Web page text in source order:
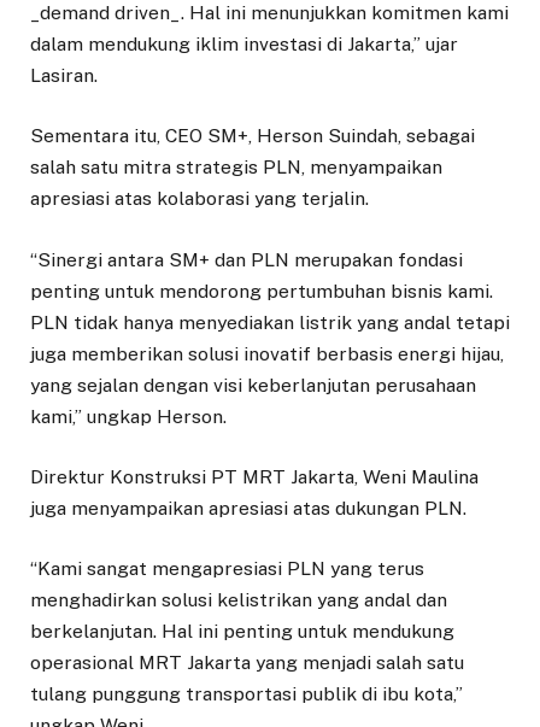
_demand driven_. Hal ini menunjukkan komitmen kami
dalam mendukung iklim investasi di Jakarta,” ujar
Lasiran.
Sementara itu, CEO SM+, Herson Suindah, sebagai
salah satu mitra strategis PLN, menyampaikan
apresiasi atas kolaborasi yang terjalin.
“Sinergi antara SM+ dan PLN merupakan fondasi
penting untuk mendorong pertumbuhan bisnis kami.
PLN tidak hanya menyediakan listrik yang andal tetapi
juga memberikan solusi inovatif berbasis energi hijau,
yang sejalan dengan visi keberlanjutan perusahaan
kami,” ungkap Herson.
Direktur Konstruksi PT MRT Jakarta, Weni Maulina
juga menyampaikan apresiasi atas dukungan PLN.
“Kami sangat mengapresiasi PLN yang terus
menghadirkan solusi kelistrikan yang andal dan
berkelanjutan. Hal ini penting untuk mendukung
operasional MRT Jakarta yang menjadi salah satu
tulang punggung transportasi publik di ibu kota,”